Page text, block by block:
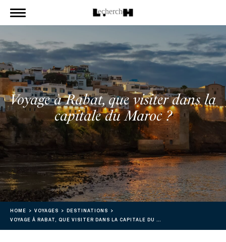
Voyage à Rabat, que visiter dans la
capitale du Maroc ?
HOME VOYAGES
DESTINATIONS
VOYAGE À RABAT, QUE VISITER DANS LA CAPITALE DU MAROC ?